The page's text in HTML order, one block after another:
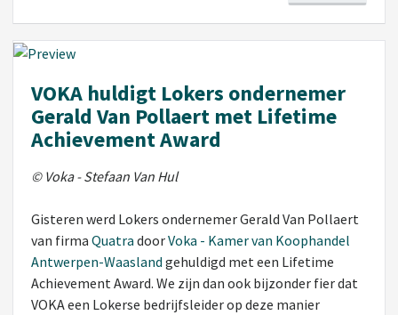
VOKA huldigt Lokers ondernemer
Gerald Van Pollaert met Lifetime
Achievement Award
© Voka - Stefaan Van Hul
Gisteren werd Lokers ondernemer Gerald Van Pollaert
van firma Quatra doorVoka - Kamer van Koophandel
Antwerpen-Waasland gehuldigd met een Lifetime
Achievement Award. We zijn dan ook bijzonder fier dat
VOKA een Lokerse bedrijfsleider op deze manier